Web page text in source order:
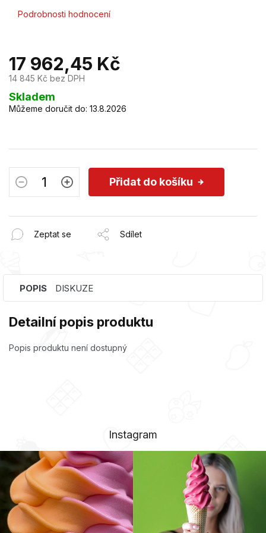
Průměrné
0,0
z
5
hvězdiček.
Podrobnosti hodnocení
17 962,45 Kč
14 845 Kč bez DPH
Měrná
cena:
Skladem
Můžeme doručit do: 13.8.2026
Přidat do košíku
Zeptat se Sdílet
POPIS DISKUZE
Detailní popis produktu
Popis produktu není dostupný
Instagram